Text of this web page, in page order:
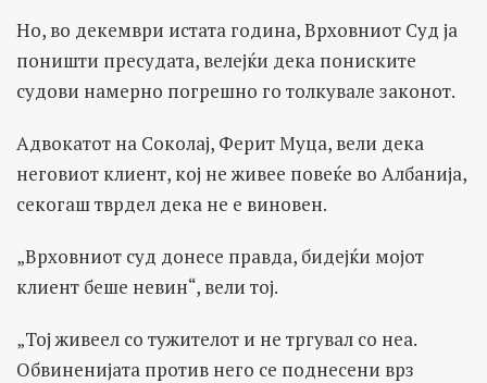
Но, во декември истата година, Врховниот Суд ја
поништи пресудата, велејќи дека пониските
судови намерно погрешно го толкувале законот.
Адвокатот на Соколај, Ферит Муца, вели дека
неговиот клиент, кој не живее повеќе во Албанија,
секогаш тврдел дека не е виновен.
„Врховниот суд донесе правда, бидејќи мојот
клиент беше невин“, вели тој.
„Тој живеел со тужителот и не тргувал со неа.
Обвиненијата против него се поднесени врз